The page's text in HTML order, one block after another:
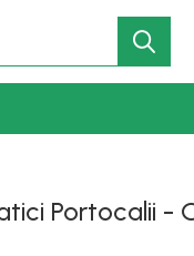
Portocalii -